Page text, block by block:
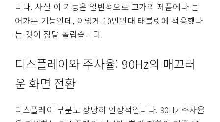
니다. 사실 이 기능은 일반적으로 고가의 제품에나 들
어가는 기능인데, 이렇게 10만원대 태블릿에 적용했다
는 것이 정말 놀랍습니다.
디스플레이와 주사율: 90Hz의 매끄러
운 화면 전환
디스플레이 부분도 상당히 인상적입니다. 90Hz 주사율